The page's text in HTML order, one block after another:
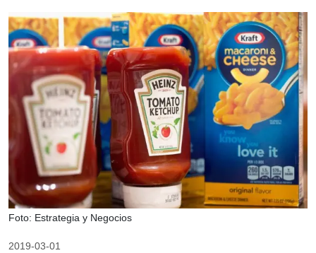
Foto: Estrategia y Negocios
2019-03-01